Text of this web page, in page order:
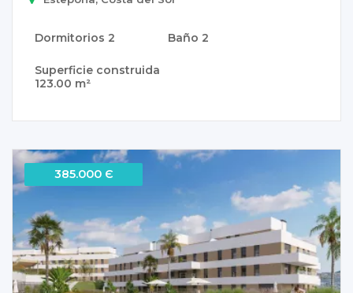
Dormitorios 2 Baño 2
Superficie construida
123.00 m²
385.000 Є